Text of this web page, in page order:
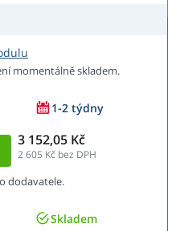
momentálně skladem.
1-2 týdny
3 152,05 Kč
2 605 Kč bez DPH
dodavatele.
Skladem